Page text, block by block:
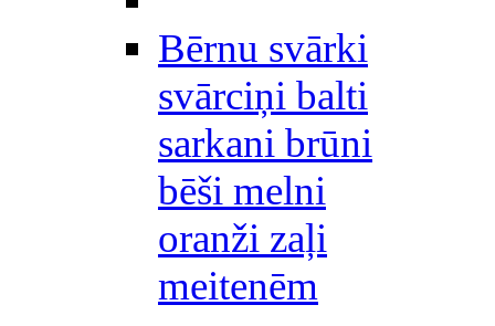
Bērnu svārki
svārciņi balti
sarkani brūni
bēši melni
oranži zaļi
meitenēm